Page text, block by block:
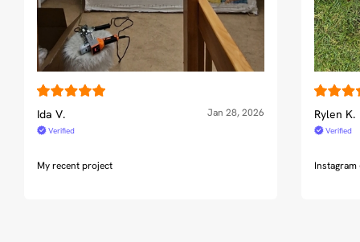
Ida V. Jan 28, 2026
Verified
My recent project
Rylen K.
Verified
Instagram